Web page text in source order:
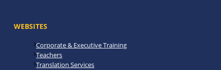
WEBSITES
Corporate & Executive Training
Teachers
Translation Services